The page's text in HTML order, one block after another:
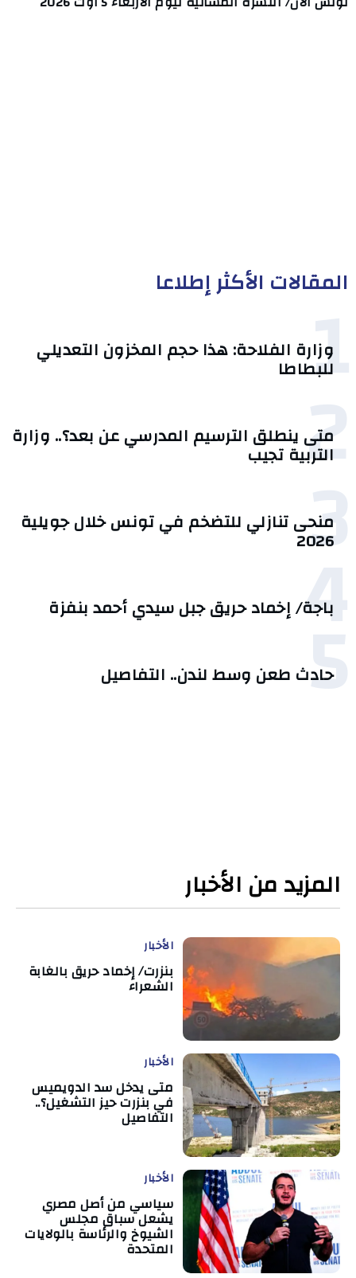
المقالات الأكثر إطلاعا
1
وزارة الفلاحة: هذا حجم المخزون التعديلي
للبطاطا
2
متى ينطلق الترسيم المدرسي عن بعد؟.. وزارة
التربية تجيب
3 منحى تنازلي ‎للتضخم في تونس خلال جويلية
2026‎
4
باجة/ إخماد حريق جبل سيدي أحمد بنفزة
5
حادث طعن وسط لندن.. التفاصيل
المزيد من الأخبار
الأخبار
بنزرت/ إخماد حريق بالغابة
الشعراء
الأخبار
متى يدخل سد الدويميس
في بنزرت حيز التشغيل؟..
التفاصيل
الأخبار
سياسي من أصل مصري
يشعل سباق مجلس
الشيوخ والرئاسة بالولايات
المتحدة